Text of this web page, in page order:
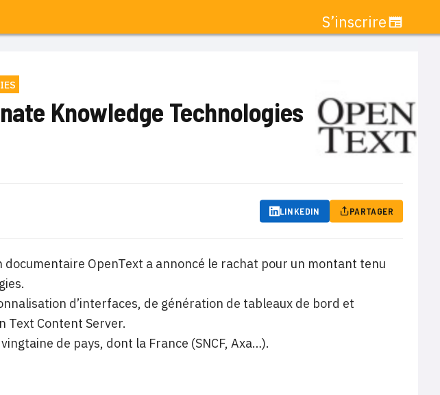
S’inscrire
Knowledge Technologies
LINKEDIN PARTAGER
documentaire OpenText a annoncé le rachat pour un montant tenu
d’interfaces, de génération de tableaux de bord et
Text Content Server.
de pays, dont la France (SNCF, Axa…).